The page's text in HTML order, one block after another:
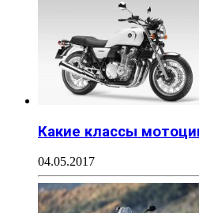
Какие классы
04.05.2017